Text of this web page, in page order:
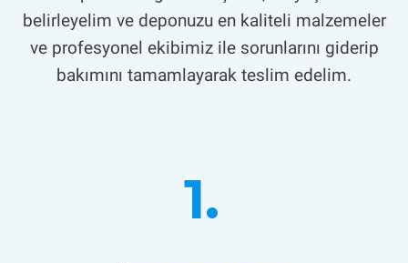
belirleyelim ve deponuzu en kaliteli malzemeler
ve profesyonel ekibimiz ile sorunlarını giderip
bakımını tamamlayarak teslim edelim.
1.